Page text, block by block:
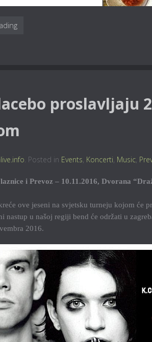
proslavljaju
. Posted in Events, Koncerti, Music,
i Prevoz – 10.11.2016, Dvorana
ove jeseni na svjetsku turneju kojom
nastup u našoj regiji bend će održati u
2016.